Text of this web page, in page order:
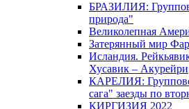
БРАЗИЛИЯ:
природа"
Великолепная
Затерянный мир
Исландия.
Хусавик – Акурейри
КАРЕЛИЯ:
сага" заезды по
КИРГИЗИЯ 2022